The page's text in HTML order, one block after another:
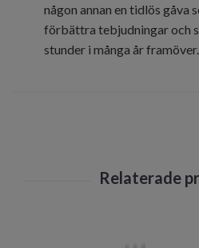
någon annan en tidlös gåva
förbättra tebjudningar och
stunder i många år framöver.